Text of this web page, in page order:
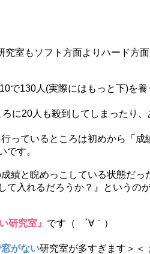
室もソフト方面よりハード方
で130人(実際にはもっと下)を養
に20人も殺到してしまったり、
っているところは初めから「成
です。
績と睨めっこしている状態だっ
て入れるだろうか？』というの
研究室』 です（ ´∀｀）
がない研究室が多すぎます＞＜